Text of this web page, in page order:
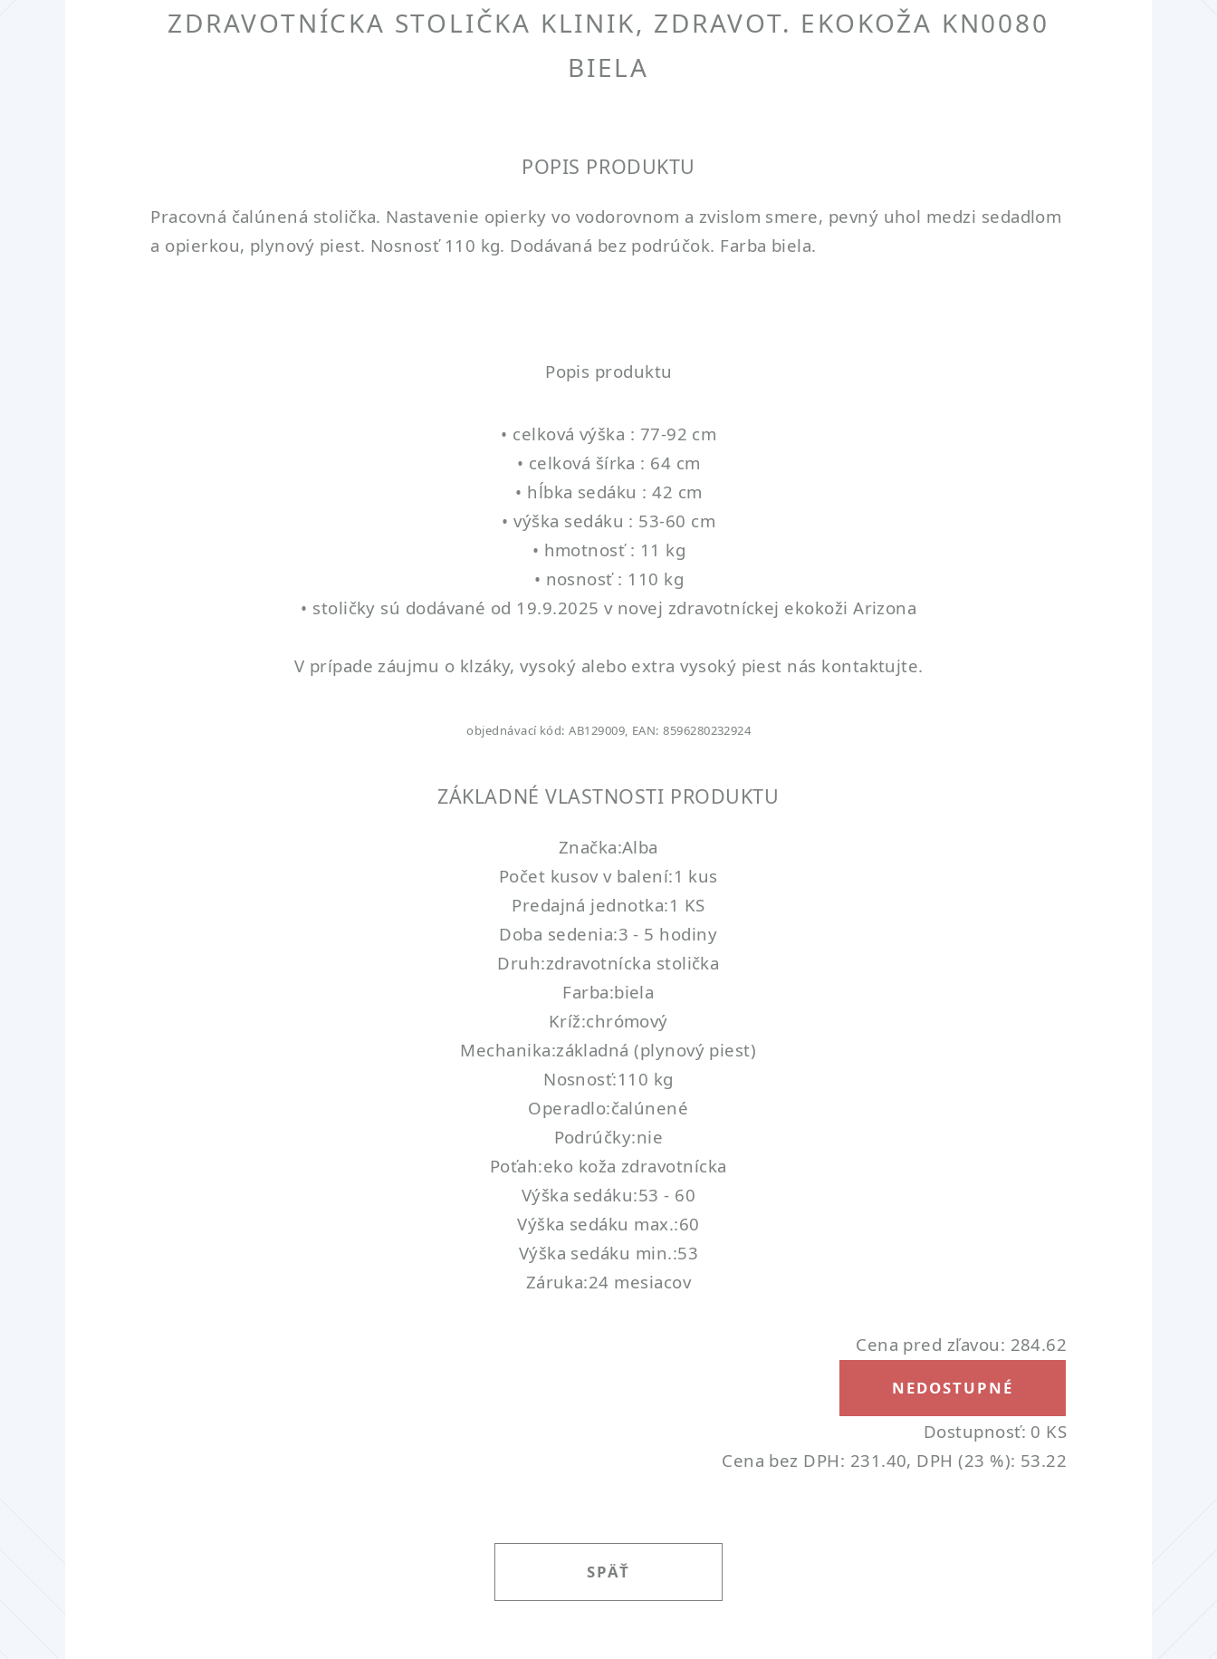
ZDRAVOTNÍCKA STOLIČKA KLINIK, ZDRAVOT. EKOKOŽA KN0080
BIELA
POPIS PRODUKTU
Pracovná čalúnená stolička. Nastavenie opierky vo vodorovnom a zvislom smere, pevný uhol medzi sedadlom
a opierkou, plynový piest. Nosnosť 110 kg. Dodávaná bez podrúčok. Farba biela.
Popis produktu
• celková výška : 77-92 cm
• celková šírka : 64 cm
• hĺbka sedáku : 42 cm
• výška sedáku : 53-60 cm
• hmotnosť : 11 kg
• nosnosť : 110 kg
• stoličky sú dodávané od 19.9.2025 v novej zdravotníckej ekokoži Arizona
V prípade záujmu o klzáky, vysoký alebo extra vysoký piest nás kontaktujte.
objednávací kód: AB129009, EAN: 8596280232924
ZÁKLADNÉ VLASTNOSTI PRODUKTU
Značka:Alba
Počet kusov v balení:1 kus
Predajná jednotka:1 KS
Doba sedenia:3 - 5 hodiny
Druh:zdravotnícka stolička
Farba:biela
Kríž:chrómový
Mechanika:základná (plynový piest)
Nosnosť:110 kg
Operadlo:čalúnené
Podrúčky:nie
Poťah:eko koža zdravotnícka
Výška sedáku:53 - 60
Výška sedáku max.:60
Výška sedáku min.:53
Záruka:24 mesiacov
Cena pred zľavou: 284.62
NEDOSTUPNÉ
Dostupnosť: 0 KS
Cena bez DPH: 231.40, DPH (23 %): 53.22
SPÄŤ